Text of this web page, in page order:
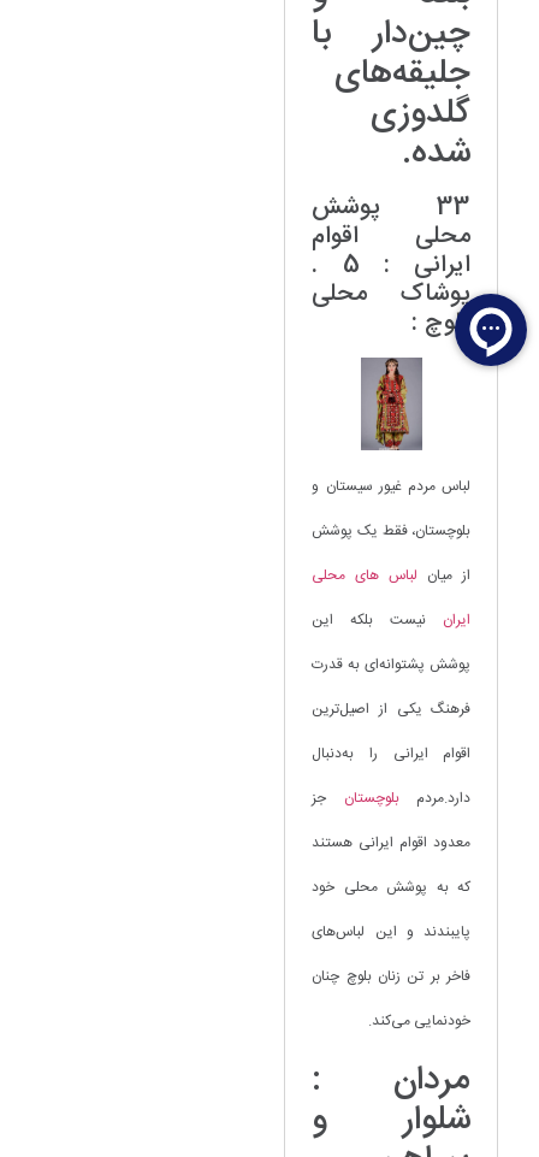
چین‌دار با
جلیقه‌های
گلدوزی
شده.
33 پوشش
محلی اقوام
ایرانی : 5 .
پوشاک محلی
بلوچ :
لباس مردم غیور سیستان و
بلوچستان، فقط یک پوشش
از میان لباس های محلی
ایران نیست بلکه این
پوشش پشتوانه‌ای به قدرت
فرهنگ یکی از اصیل‌ترین
اقوام ایرانی را به‌دنبال
دارد.مردمبلوچستان جز
معدود اقوام ایرانی هستند
که به پوشش محلی خود
پایبندند و این لباس‌های
فاخر بر تن زنان بلوچ چنان
خودنمایی می‌کند.
مردان :
شلوار و